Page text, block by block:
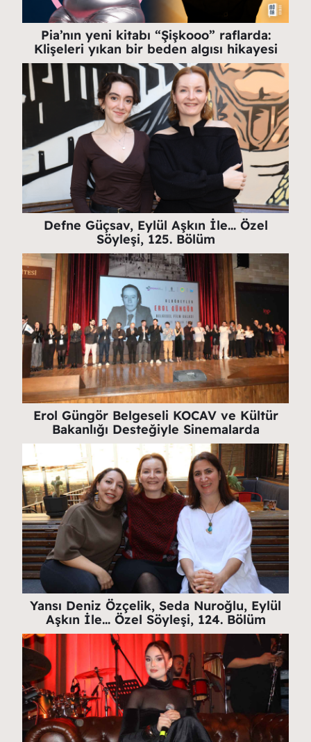
Pia’nın yeni kitabı “Şişkooo” raflarda:
Klişeleri yıkan bir beden algısı hikayesi
Defne Güçsav, Eylül Aşkın İle… Özel
Söyleşi, 125. Bölüm
Erol Güngör Belgeseli KOCAV ve Kültür
Bakanlığı Desteğiyle Sinemalarda
Yansı Deniz Özçelik, Seda Nuroğlu, Eylül
Aşkın İle… Özel Söyleşi, 124. Bölüm